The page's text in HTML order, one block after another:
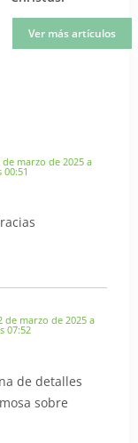
Ver más artículos
de marzo de 2025 a
00:51
de marzo de 2025 a
07:52
de detalles
sobre